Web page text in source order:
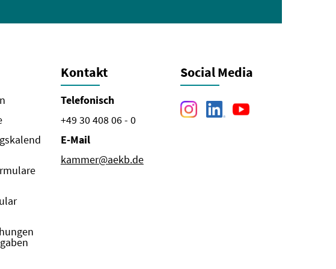
Kontakt
Telefonisch
+49 30 408 06 - 0
E-Mail
kammer@aekb.de
Social Media